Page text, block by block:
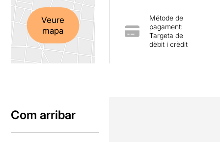
Veure
mapa
Métode de
pagament:
Targeta de
dèbit i crèdit
Com arribar